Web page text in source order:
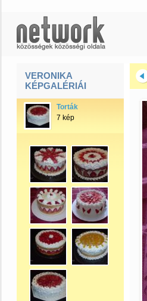
VERONIKA
KÉPGALÉRIÁI
Torták
7 kép